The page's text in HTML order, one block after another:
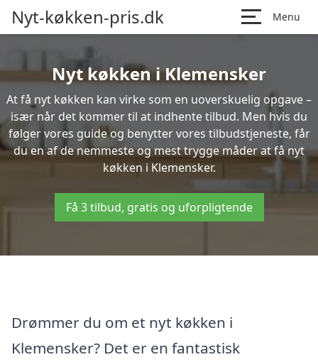
Nyt-køkken-pris.dk Menu
Nyt køkken i Klemensker
At få nyt køkken kan virke som en uoverskuelig opgave –
især når det kommer til at indhente tilbud. Men hvis du
følger vores guide og benytter vores tilbudstjeneste, får
du en af de nemmeste og mest trygge måder at få nyt
køkken i Klemensker.
Få 3 tilbud, gratis og uforpligtende
Drømmer du om et nyt køkken i
Klemensker? Det er en fantastisk